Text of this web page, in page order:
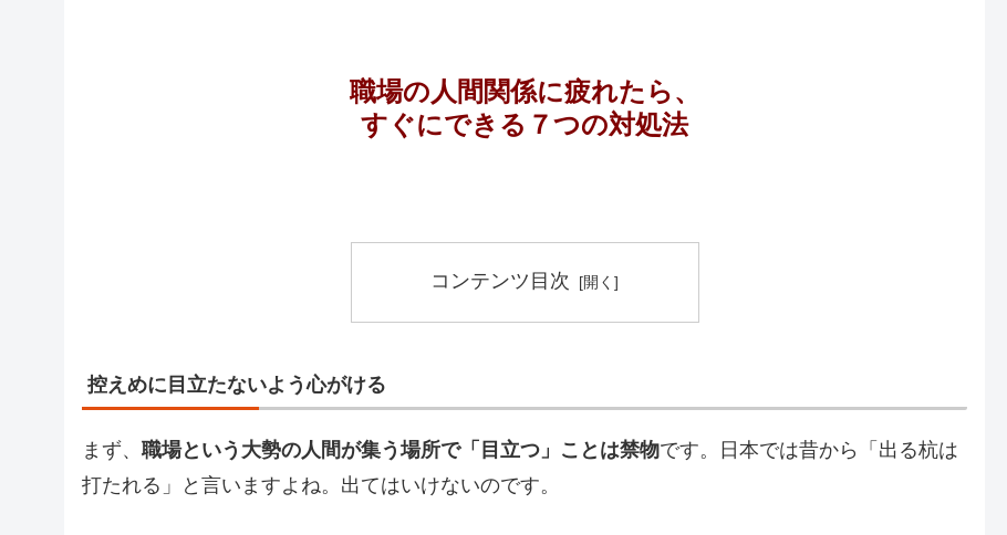
職場の人間関係に疲れたら、
すぐにできる７つの対処法
コンテンツ目次
控えめに目立たないよう心がける
まず、 職場という大勢の人間が集う場所で「目立つ」ことは禁物です。日本では昔から「出る杭は
打たれる」と言いますよね。出てはいけないのです。